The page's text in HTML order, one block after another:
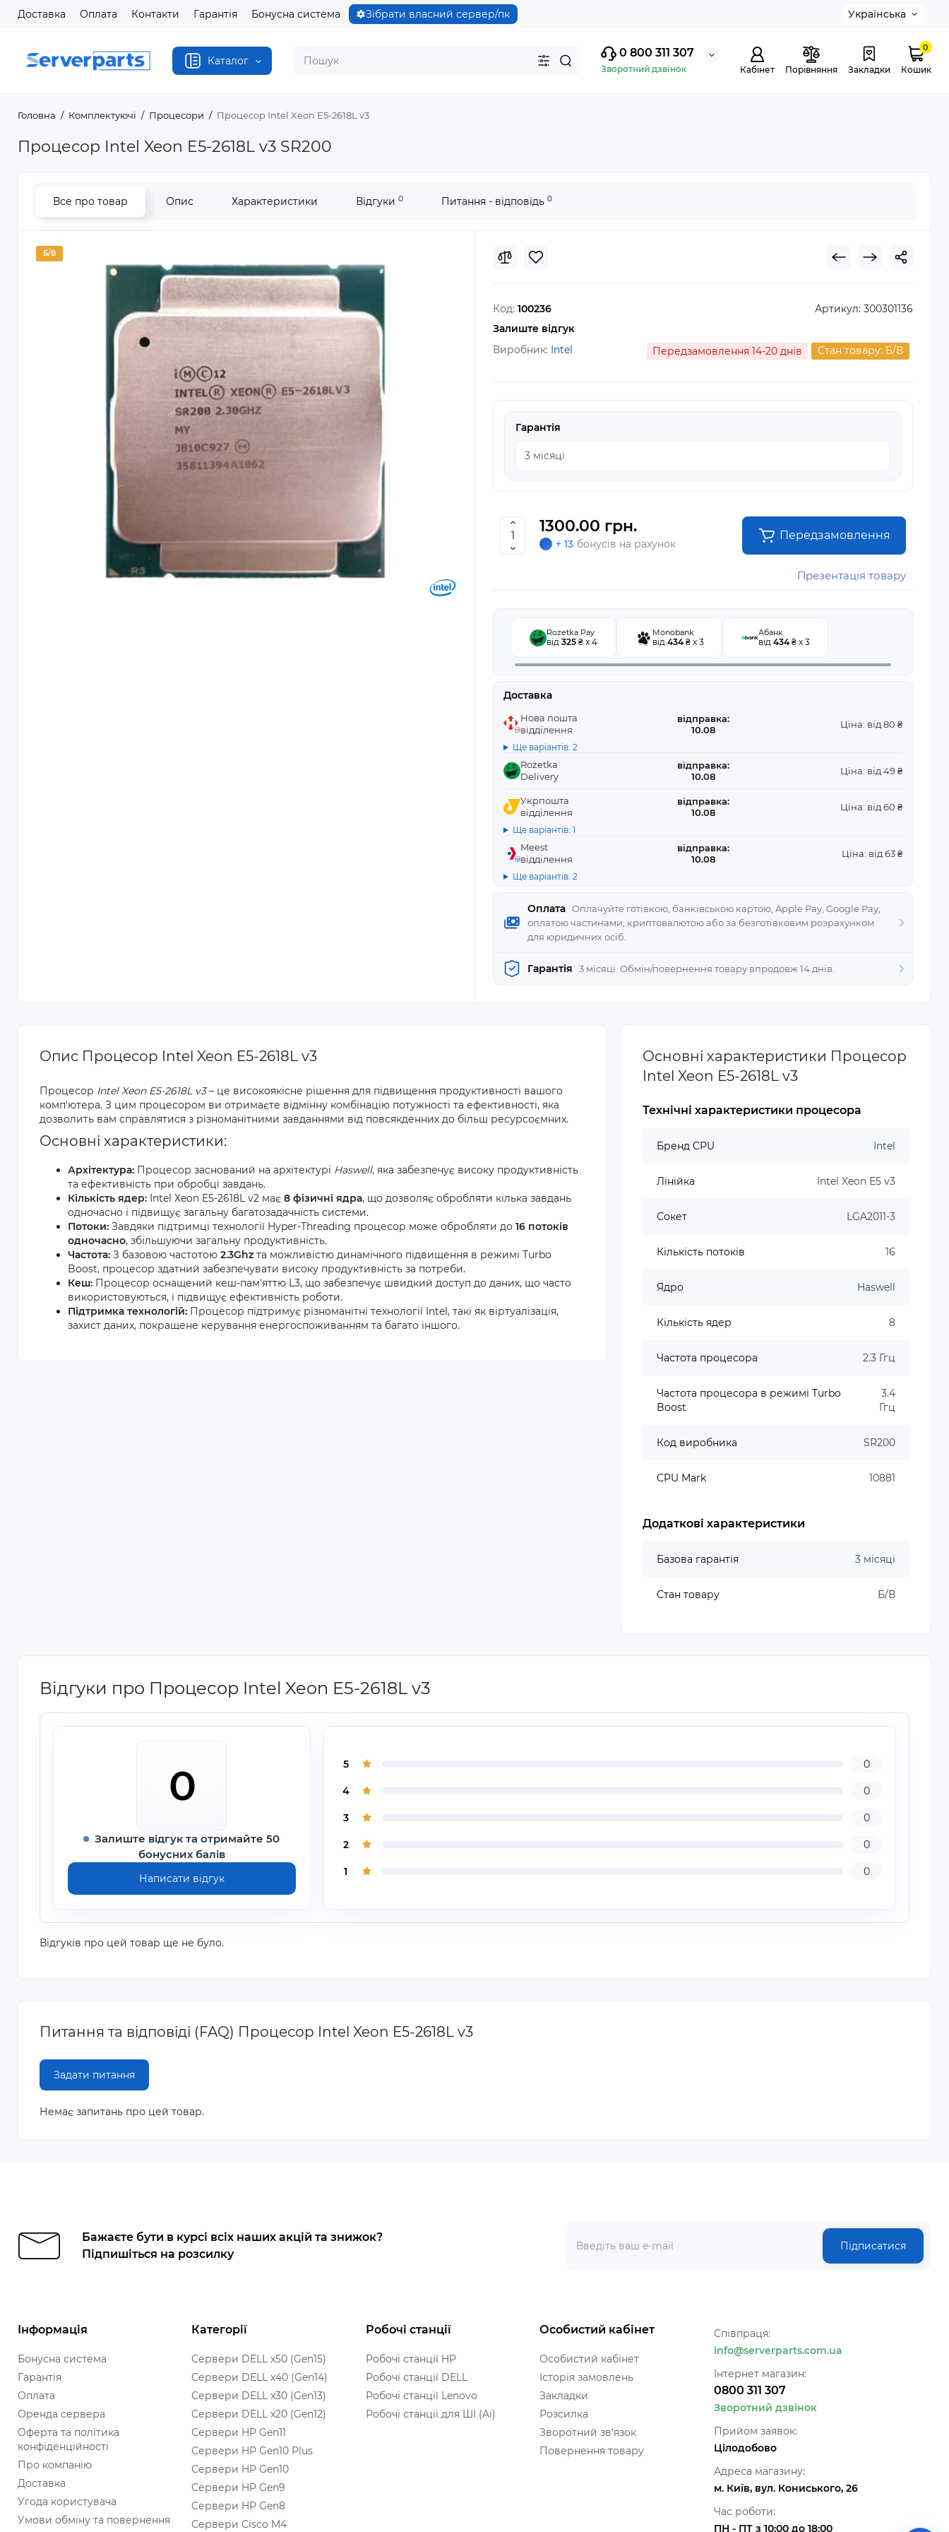
Доставка Оплата Контакти Гарантія Бонусна система Зібрати власний сервер/пк Українська
Каталог
0 800 311 307
Зворотний дзвінок Кабінет Порівняння Закладки
0
Кошик
Головна Комплектуючі Процесори Процесор Intel Xeon E5-2618L v3
Процесор Intel Xeon E5-2618L v3 SR200
Все про товар Опис Характеристики Відгуки 0 Питання - відповідь 0
Б/В
Код: 100236
Залиште відгук
Артикул: 300301136
Виробник: Intel Передзамовлення 14-20 днів Стан товару: Б/В
Гарантія
1300.00 грн.
+ 13 бонусів на рахунок
Передзамовлення
Презентація товару
Оплата Оплачуйте готівкою, банківською картою, Apple Pay, Google Pay,
оплатою частинами, криптовалютою або за безготівковим розрахунком
для юридичних осіб.
Rozetka Pay
від 325 ₴ x 4
Monobank
від 434₴ x 3
Абанк
від 434₴ x 3
Доставка
Нова пошта
відділення
відправка:
10.08
Ціна: від 80 ₴
Ще варіантів: 2
Rozetka
Delivery
відправка:
10.08
Ціна: від 49 ₴
Укрпошта
відділення
відправка:
10.08
Ціна: від 60 ₴
Ще варіантів: 1
Meest
відділення
відправка:
10.08
Ціна: від 63 ₴
Ще варіантів: 2
Гарантія 3 місяці. Обмін/повернення товару впродовж 14 днів.
Опис Процесор Intel Xeon E5-2618L v3
Процесор Intel Xeon E5-2618L v3– це високоякісне рішення для підвищення продуктивності вашого
комп'ютера. З цим процесором ви отримаєте відмінну комбінацію потужності та ефективності, яка
дозволить вам справлятися з різноманітними завданнями від повсякденних до більш ресурсоємних.
Основні характеристики:
Архітектура: Процесор заснований на архітектурі Haswell, яка забезпечує високу продуктивність
та ефективність при обробці завдань.
Кількість ядер: Intel Xeon E5-2618L v2 має 8 фізичні ядра, що дозволяє обробляти кілька завдань
одночасно і підвищує загальну багатозадачність системи.
Потоки: Завдяки підтримці технології Hyper-Threading процесор може обробляти до 16 потоків
одночасно, збільшуючи загальну продуктивність.
Частота: З базовою частотою 2.3Ghz та можливістю динамічного підвищення в режимі Turbo
Boost, процесор здатний забезпечувати високу продуктивність за потреби.
Кеш: Процесор оснащений кеш-пам'яттю L3, що забезпечує швидкий доступ до даних, що часто
використовуються, і підвищує ефективність роботи.
Підтримка технологій: Процесор підтримує різноманітні технології Intel, такі як віртуалізація,
захист даних, покращене керування енергоспоживанням та багато іншого.
Основні характеристики Процесор
Intel Xeon E5-2618L v3
Технічні характеристики процесора
Бренд CPU Intel
Лінійка Intel Xeon E5 v3
Сокет LGA2011-3
Кількість потоків 16
Ядро Haswell
Кількість ядер 8
Частота процесора 2.3 Ггц
Частота процесора в режимі Turbo
Boost
3.4
Ггц
Код виробника SR200
CPU Mark 10881
Додаткові характеристики
Базова гарантія 3 місяці
Стан товару Б/В
Відгуки про Процесор Intel Xeon E5-2618L v3
0
Залиште відгук та отримайте 50
бонусних балів
Написати відгук
5 0
4 0
3 0
2 0
1 0
Відгуків про цей товар ще не було.
Питання та відповіді (FAQ) Процесор Intel Xeon E5-2618L v3
Задати питання
Немає запитань про цей товар.
Бажаєте бути в курсі всіх наших акцій та знижок?
Підпишіться на розсилку
Підписатися
Інформація
Бонусна система
Гарантія
Оплата
Оренда сервера
Оферта та політика
конфіденційності
Про компанію
Доставка
Угода користувача
Умови обміну та повернення
Категорії
Сервери DELL x50 (Gen15)
Сервери DELL x40 (Gen14)
Сервери DELL x30 (Gen13)
Сервери DELL x20 (Gen12)
Сервери HP Gen11
Сервери HP Gen10 Plus
Сервери HP Gen10
Сервери HP Gen9
Сервери HP Gen8
Сервери Cisco M4
Робочі станції
Робочі станції HP
Робочі станції DELL
Робочі станції Lenovo
Робочі станціі для ШІ (Ai)
Особистий кабінет
Особистий кабінет
Історія замовлень
Закладки
Розсилка
Зворотний зв’язок
Повернення товару
Співпраця:
info@serverparts.com.ua
Інтернет магазин:
0800 311 307
Зворотний дзвінок
Прийом заявок:
Цілодобово
Адреса магазину:
м. Київ, вул. Кониського, 26
Час роботи:
ПН - ПТ з 10:00 до 18:00